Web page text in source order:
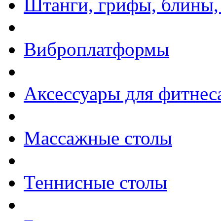
Штанги, грифы, блины,
Виброплатформы
Аксессуары для
Массажные столы
Теннисные столы